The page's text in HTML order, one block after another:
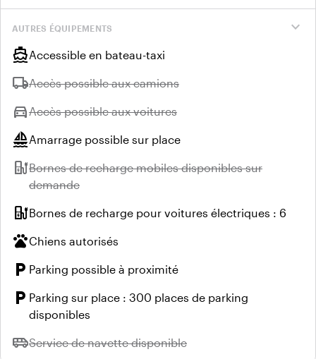
expand_more
AUTRES ÉQUIPEMENTS
directions_boatAccessible en bateau-taxi
local_shippingIndisponible :
Accès possible aux camions
directions_carIndisponible :
Accès possible aux voitures
sailingAmarrage possible sur place
ev_stationIndisponible :
Bornes de recharge mobiles disponibles sur
demande
ev_stationBornes de recharge pour voitures électriques : 6
petsChiens autorisés
local_parking Parking possible à proximité
local_parking Parking sur place : 300 places de parking
disponibles
airport_shuttleIndisponible :
Service de navette disponible